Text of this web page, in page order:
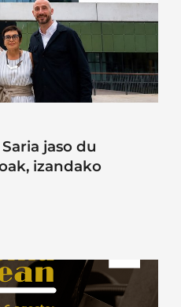
jaso du
izandako